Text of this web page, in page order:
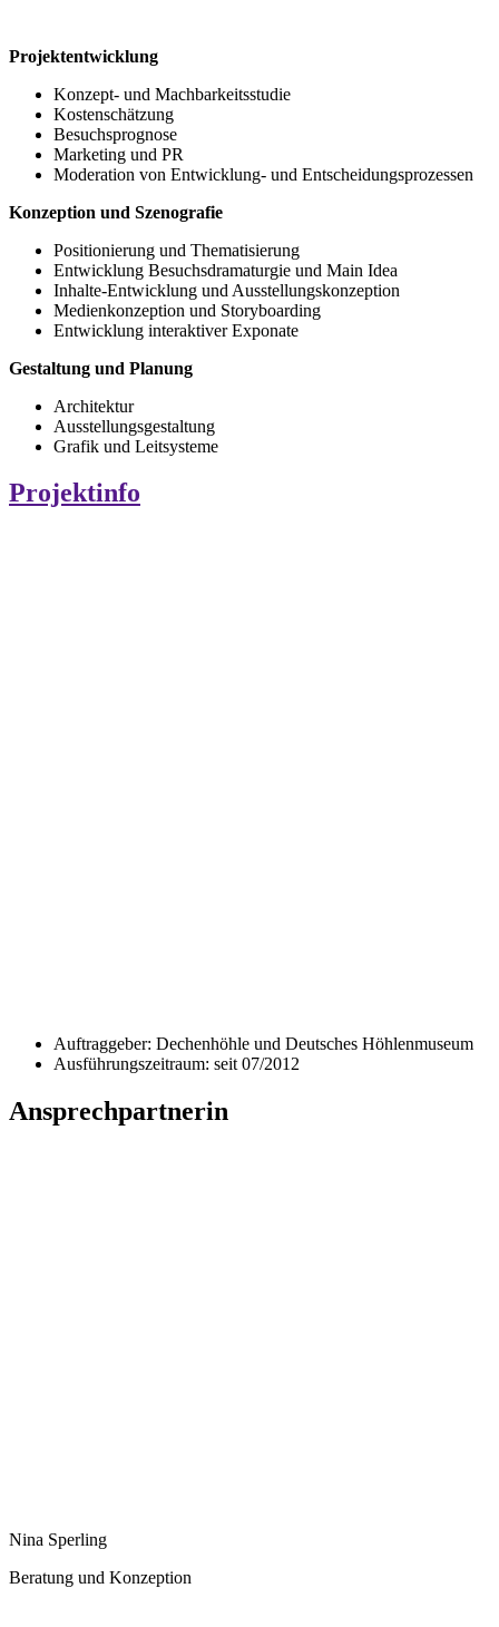
Projektentwicklung
Konzept- und Machbarkeitsstudie
Kostenschätzung
Besuchsprognose
Marketing und PR
Moderation von Entwicklung- und Entscheidungsprozessen
Konzeption und Szenografie
Positionierung und Thematisierung
Entwicklung Besuchsdramaturgie und Main Idea
Inhalte-Entwicklung und Ausstellungskonzeption
Medienkonzeption und Storyboarding
Entwicklung interaktiver Exponate
Gestaltung und Planung
Architektur
Ausstellungsgestaltung
Grafik und Leitsysteme
Projektinfo
Auftraggeber: Dechenhöhle und Deutsches Höhlenmuseum
Ausführungszeitraum: seit 07/2012
Ansprechpartnerin
Nina Sperling
Beratung und Konzeption